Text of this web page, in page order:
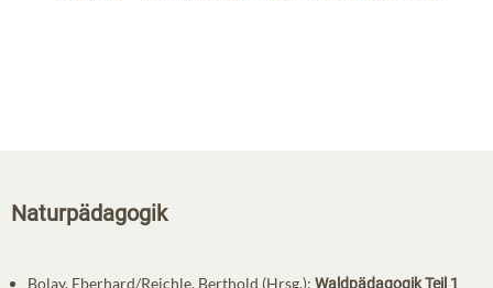
Naturpädagogik
Bolay, Eberhard/Reichle, Berthold (Hrsg.): Waldpädagogik Teil 1